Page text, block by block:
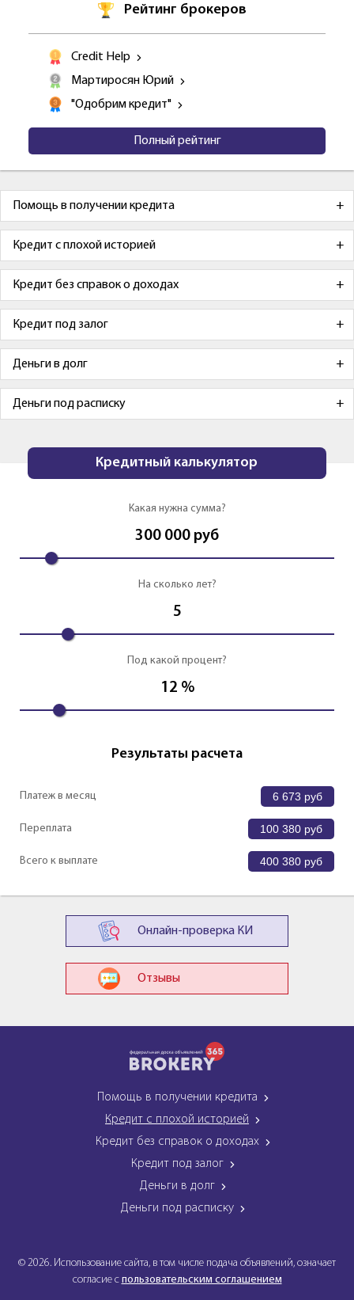
Рейтинг брокеров
Credit Help
Мартиросян Юрий
"Одобрим кредит"
Полный рейтинг
Помощь в получении кредита
Кредит с плохой историей
Кредит без справок о доходах
Кредит под залог
Деньги в долг
Деньги под расписку
Кредитный калькулятор
Какая нужна сумма?
300 000 руб
На сколько лет?
5
Под какой процент?
12 %
Результаты расчета
Платеж в месяц 6 673 руб
Переплата 100 380 руб
Всего к выплате 400 380 руб
Онлайн-проверка КИ
Отзывы
Помощь в получении кредита
Кредит с плохой историей
Кредит без справок о доходах
Кредит под залог
Деньги в долг
Деньги под расписку
© 2026. Использование сайта, в том числе подача объявлений, означает
согласие с пользовательским соглашением